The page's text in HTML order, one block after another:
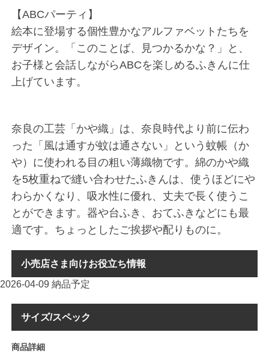
【ABCパーティ】
絵本に登場する個性豊かなアルファベットたちを
デザイン。「このことば、見つかるかな？」と、
お子様と会話しながらABCを楽しめるふきんに仕
上げています。
奈良の工芸「かや織」は、奈良時代より前に伝わ
った「風は通すが蚊は通さない」という蚊帳（か
や）に使われる目の粗い薄織物です。綿のかや織
を5枚重ねで縫い合わせたふきんは、使うほどにや
わらかくなり、吸水性に優れ、丈夫で長く使うこ
とができます。器や台ふき、おてふきなどにも最
適です。ちょっとしたご挨拶や配りものに。
小売店さま向けお役立ち情報
2026-04-09 納品予定
サイズ/スペック
商品詳細